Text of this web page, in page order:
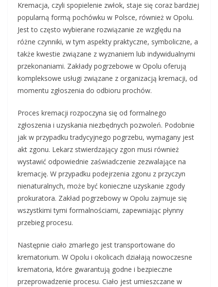
Kremacja, czyli spopielenie zwłok, staje się coraz bardziej
popularną formą pochówku w Polsce, również w Opolu.
Jest to często wybierane rozwiązanie ze względu na
różne czynniki, w tym aspekty praktyczne, symboliczne, a
także kwestie związane z wyznaniem lub indywidualnymi
przekonaniami. Zakłady pogrzebowe w Opolu oferują
kompleksowe usługi związane z organizacją kremacji, od
momentu zgłoszenia do odbioru prochów.
Proces kremacji rozpoczyna się od formalnego
zgłoszenia i uzyskania niezbędnych pozwoleń. Podobnie
jak w przypadku tradycyjnego pogrzebu, wymagany jest
akt zgonu. Lekarz stwierdzający zgon musi również
wystawić odpowiednie zaświadczenie zezwalające na
kremację. W przypadku podejrzenia zgonu z przyczyn
nienaturalnych, może być konieczne uzyskanie zgody
prokuratora. Zakład pogrzebowy w Opolu zajmuje się
wszystkimi tymi formalnościami, zapewniając płynny
przebieg procesu.
Następnie ciało zmarłego jest transportowane do
krematorium. W Opolu i okolicach działają nowoczesne
krematoria, które gwarantują godne i bezpieczne
przeprowadzenie procesu. Ciało jest umieszczane w